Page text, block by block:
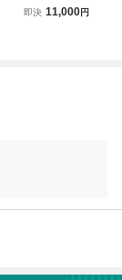
ー PCエンジン ス
即決 11,000円